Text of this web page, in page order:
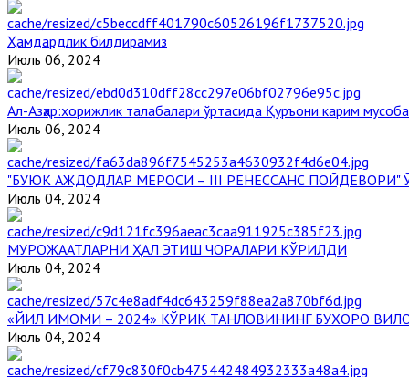
Ҳамдардлик билдирамиз
Июль 06, 2024
Aл-Aзҳар:хорижлик талабалари ўртасида Қуръони карим
Июль 06, 2024
"БУЮК АЖДОДЛАР МЕРОСИ – III РЕНЕССАНС
Июль 04, 2024
МУРОЖААТЛАРНИ ҲАЛ ЭТИШ ЧОРАЛАРИ КЎРИЛДИ
Июль 04, 2024
«ЙИЛ ИМОМИ – 2024» КЎРИК ТАНЛОВИНИНГ БУХОРО
Июль 04, 2024